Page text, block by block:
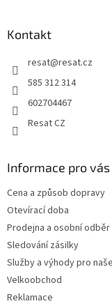
Kontakt
resat@resat.cz
585 312 314
602704467
Resat CZ
Informace pro vás
Cena a způsob dopravy
Otevírací doba
Prodejna a osobní
Sledování zásilky
Služby a výhody pro
Velkoobchod
Reklamace